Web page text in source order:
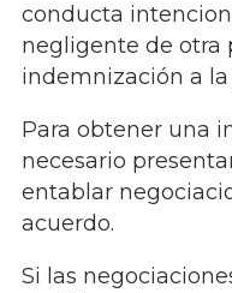
conducta
negligente de otra
indemnización a
Para obtener una
necesario
entablar
acuerdo.
Si las